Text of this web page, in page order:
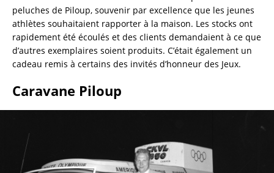
peluches de Piloup, souvenir par excellence que les jeunes
athlètes souhaitaient rapporter à la maison. Les stocks ont
rapidement été écoulés et des clients demandaient à ce que
d’autres exemplaires soient produits. C’était également un
cadeau remis à certains des invités d’honneur des Jeux.
Caravane Piloup